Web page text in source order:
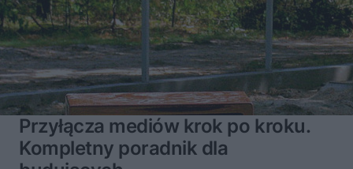
Przyłącza mediów krok po kroku.
Kompletny poradnik dla